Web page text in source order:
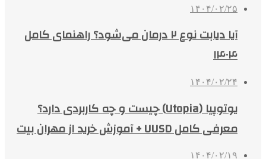
۱۴۰۴/۰۲/۲۵
آیا دیابت نوع ۲ درمان می‌شود؟ راهنمای کامل
۱۴۰۴
۱۴۰۴/۰۲/۲۴
یوتوپیا (Utopia) چیست و چه کاربردی دارد؟
معرفی کامل UUSD + آموزش خرید از مهران بیت
۱۴۰۴/۰۲/۱۹